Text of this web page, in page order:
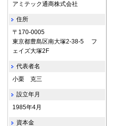
アミテック通商株式会社
住所
〒170-0005
東京都豊島区南大塚2-38-5 フ
ェイズ大塚2F
代表者名
小栗 克三
設立年月
1985年4月
資本金